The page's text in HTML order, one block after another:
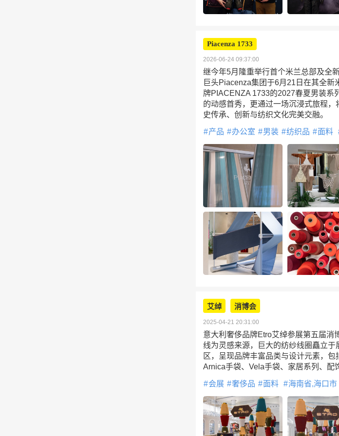
Piacenza 1733
2026-06-24 09:37:00
继今年5月隆重举行首个米兰总部及全
巨头Piacenza集团于6月21日在其全新
牌PIACENZA 1733的2027春夏男装系
的动感首秀，更通过一场沉浸式旅程，
史传承、创新与纺织文化完美交融。
产品 办公室 男装 纺织品 面料
艾绰 消博会
2025-04-21 20:31:00
意大利奢侈品牌Etro艾绰参展第五届消
线为灵感来源，巨大的纺纱线圈矗立
区，呈现品牌丰富品类与设计元素，
Arnica手袋、Vela手袋、家居系列、配
会展 奢侈品 面料 海南省,海口市